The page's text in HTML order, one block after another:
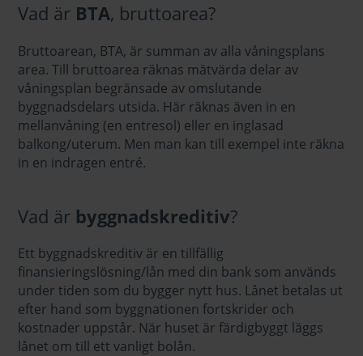
Vad är BTA, bruttoarea?
Bruttoarean, BTA, är summan av alla våningsplans
area. Till bruttoarea räknas mätvärda delar av
våningsplan begränsade av omslutande
byggnadsdelars utsida. Här räknas även in en
mellanvåning (en entresol) eller en inglasad
balkong/uterum. Men man kan till exempel inte räkna
in en indragen entré.
Vad är byggnadskreditiv?
Ett byggnadskreditiv är en tillfällig
finansieringslösning/lån med din bank som används
under tiden som du bygger nytt hus. Lånet betalas ut
efter hand som byggnationen fortskrider och
kostnader uppstår. När huset är färdigbyggt läggs
lånet om till ett vanligt bolån.